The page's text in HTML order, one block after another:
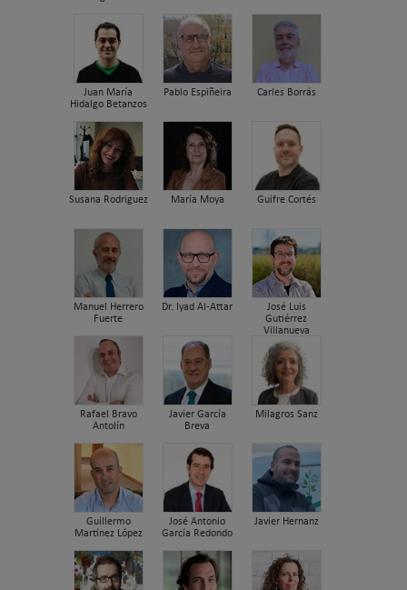
Juan María
Hidalgo Betanzos
Pablo Espiñeira Carles Borrás
Susana Rodriguez María Moya Guifre Cortés
Manuel Herrero
Fuerte
Dr. Iyad Al-Attar
José Luis
Gutiérrez
Villanueva
Rafael Bravo
Antolín
Javier García
Breva
Milagros Sanz
Guillermo
Martínez López
José Antonio
García Redondo
Javier Hernanz